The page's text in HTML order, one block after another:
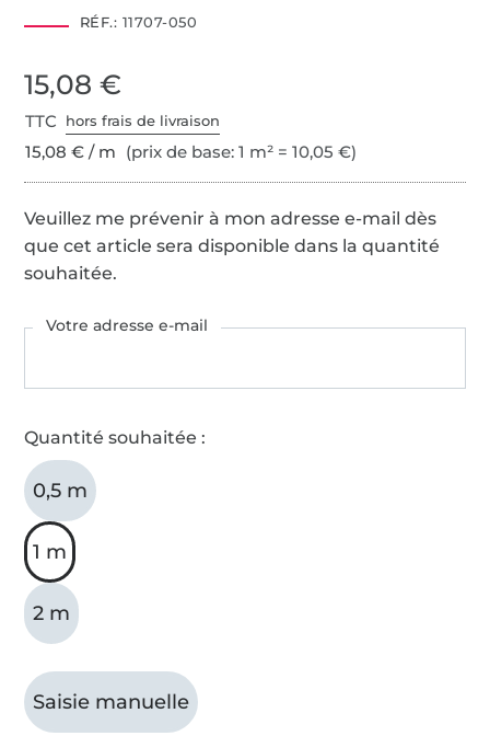
RÉF.: 11707-050
15,08 €
TTC hors frais de livraison
15,08 € / m (prix de base: 1 m² = 10,05 €)
Veuillez me prévenir à mon adresse e-mail dès
que cet article sera disponible dans la quantité
souhaitée.
Votre adresse e-mail
Quantité souhaitée :
0,5 m
1 m
2 m
Saisie manuelle